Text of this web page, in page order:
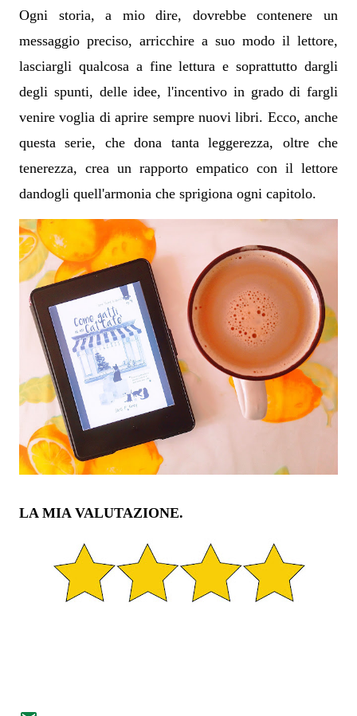
Ogni storia, a mio dire, dovrebbe contenere un
messaggio preciso, arricchire a suo modo il lettore,
lasciargli qualcosa a fine lettura e soprattutto dargli
degli spunti, delle idee, l'incentivo in grado di fargli
venire voglia di aprire sempre nuovi libri. Ecco, anche
questa serie, che dona tanta leggerezza, oltre che
tenerezza, crea un rapporto empatico con il lettore
dandogli quell'armonia che sprigiona ogni capitolo.
LA MIA VALUTAZIONE.